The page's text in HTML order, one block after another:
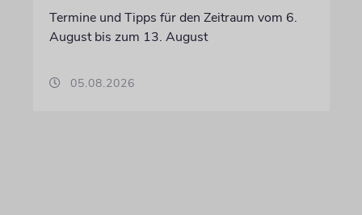
Termine und Tipps für den Zeitraum vom 6.
August bis zum 13. August
05.08.2026